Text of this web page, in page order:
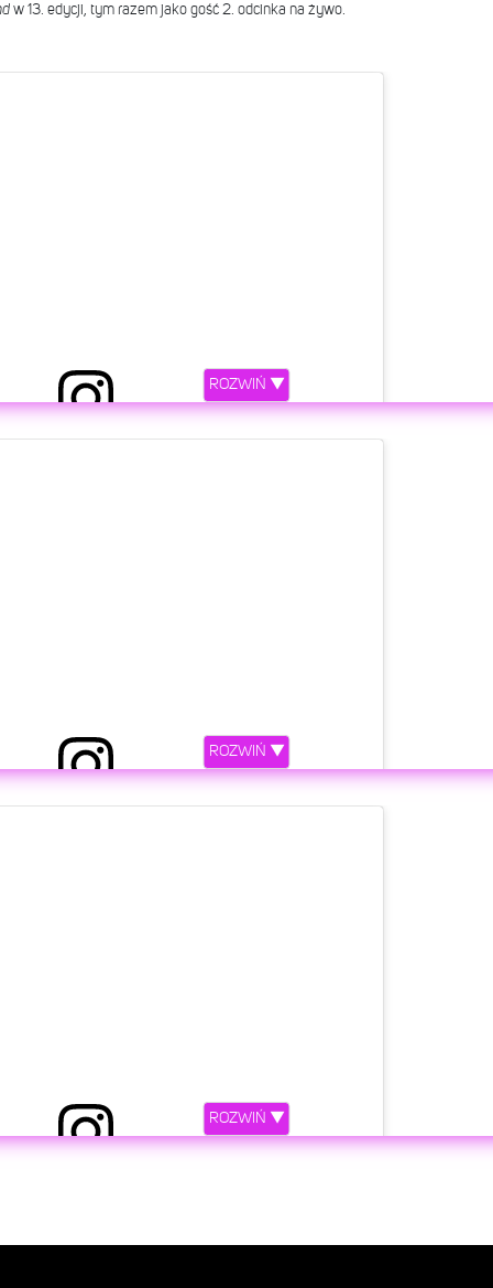
w 13. edycji, tym razem jako gość 2. odcinka na żywo.
przez Tadeusz Seibert (@tadeuszseibert)
ROZWIŃ ▼
przez Tadeusz Seibert (@tadeuszseibert)
ROZWIŃ ▼
ROZWIŃ ▼